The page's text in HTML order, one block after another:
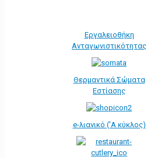
Εργαλειοθήκη
Ανταγωνιστικότητας
Θερμαντικά Σώματα
Εστίασης
e-λιανικό ('Α κύκλος)